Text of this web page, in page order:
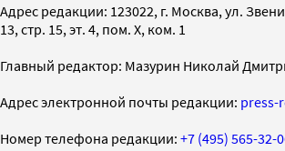
Адрес редакции: 123022, г. Москва, ул.
13, стр. 15, эт. 4, пом. X, ком. 1
Главный редактор: Мазурин Николай
Адрес электронной почты редакции: press-
Номер телефона редакции: +7 (495) 565-32-